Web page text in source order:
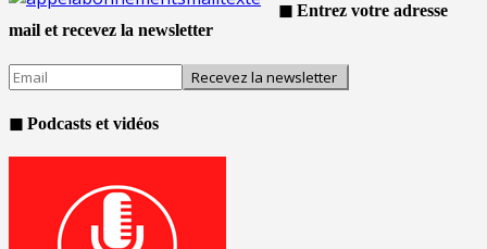
◼ Entrez votre adresse
mail et recevez la newsletter
◼ Podcasts et vidéos